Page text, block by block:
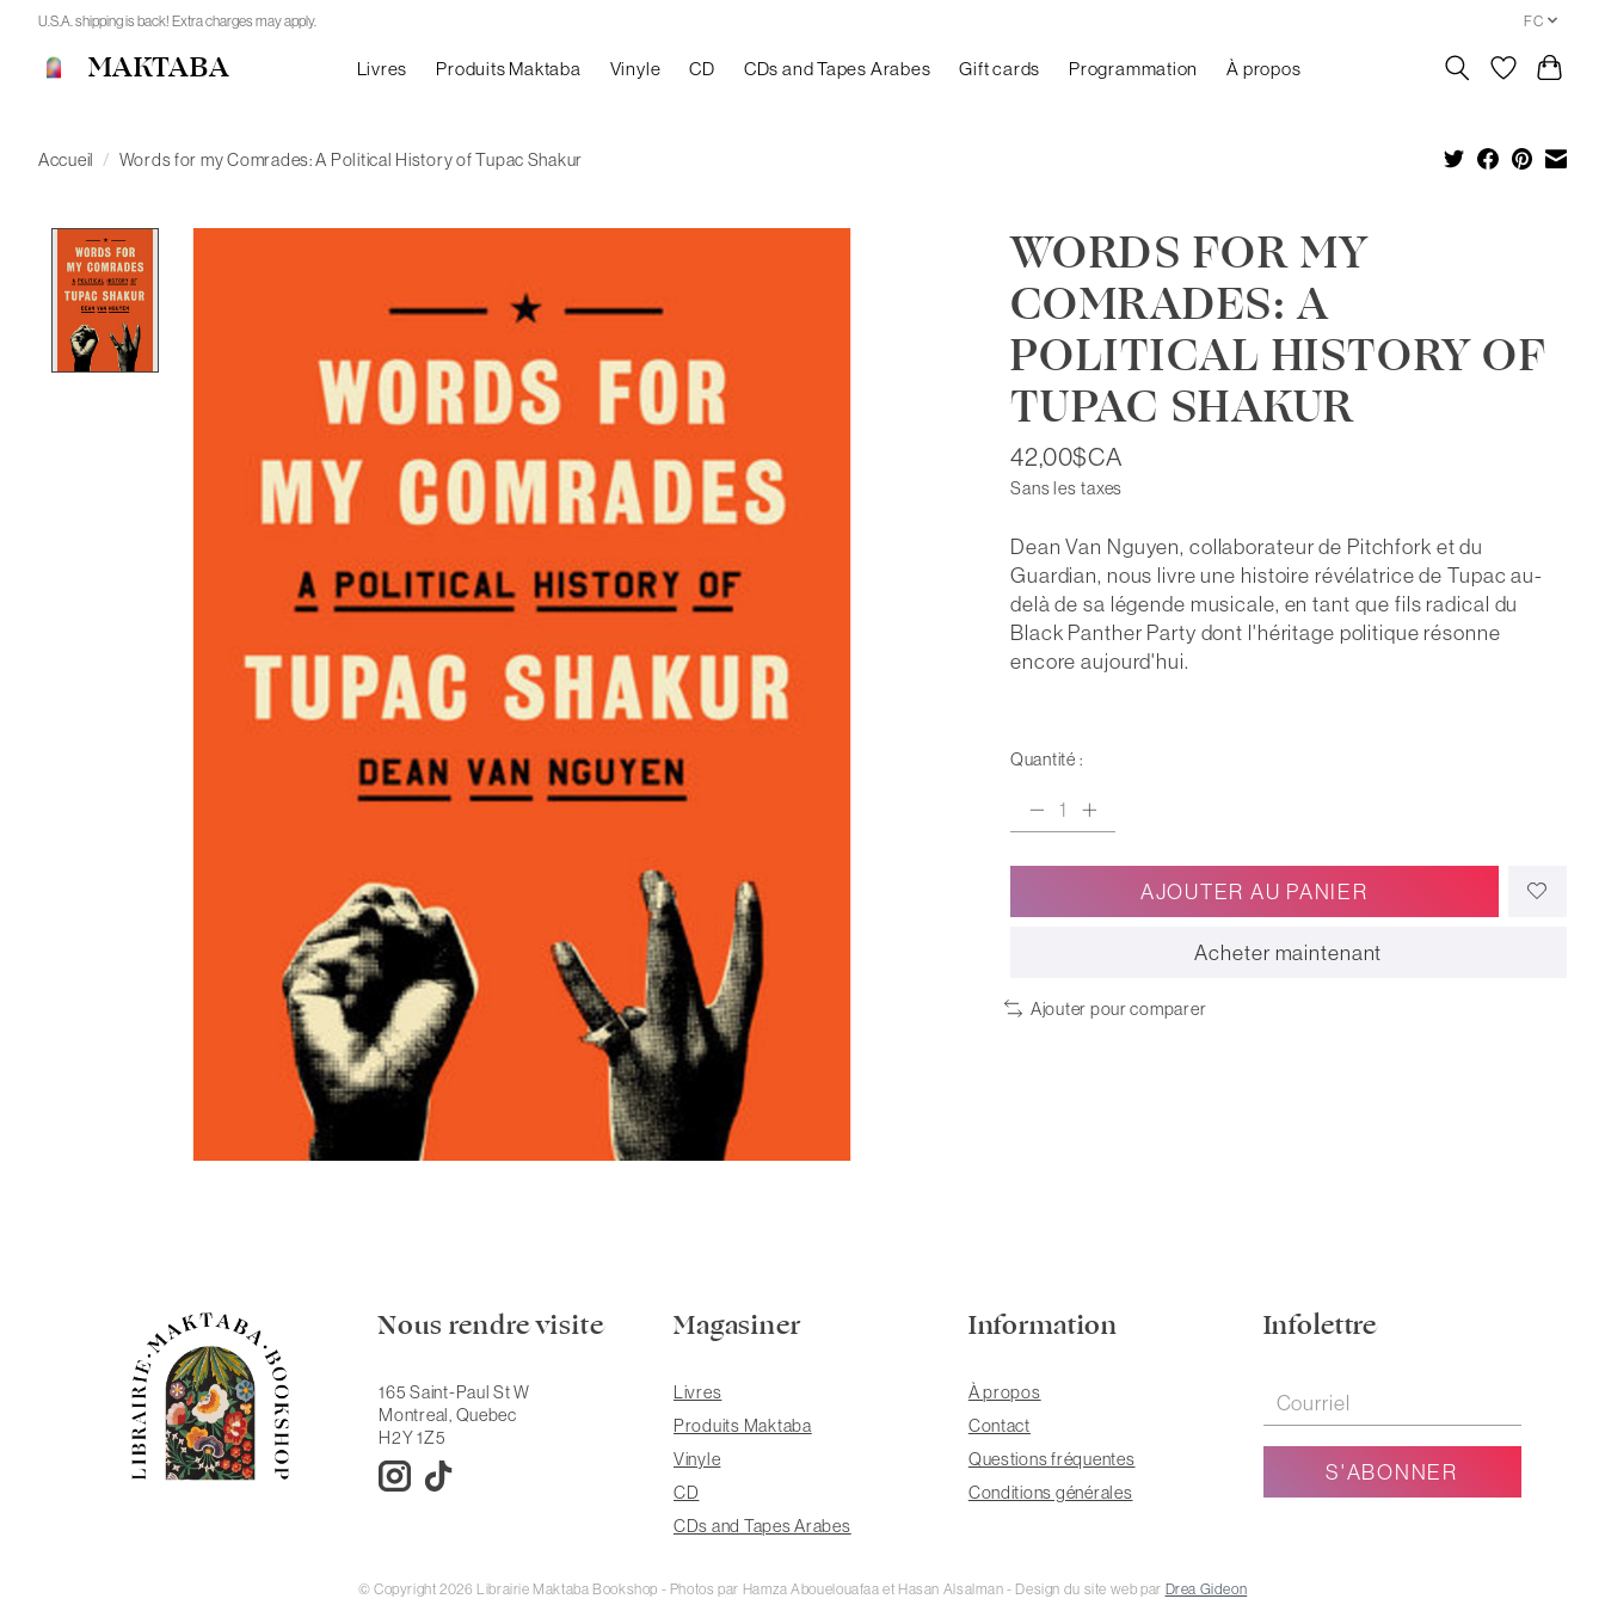
U.S.A. shipping is back! Extra charges may apply. FC
MAKTABA Livres Produits Maktaba Vinyle CD CDs and Tapes Arabes Gift cards Programmation À propos
Accueil / Words for my Comrades: A Political History of Tupac Shakur
WORDS FOR MY
COMRADES: A
POLITICAL HISTORY OF
TUPAC SHAKUR
42,00$CA
Sans les taxes
Dean Van Nguyen, collaborateur de Pitchfork et du
Guardian, nous livre une histoire révélatrice de Tupac au-
delà de sa légende musicale, en tant que fils radical du
Black Panther Party dont l'héritage politique résonne
encore aujourd'hui.
Quantité :
AJOUTER AU PANIER
Acheter maintenant
Ajouter pour comparer
Nous rendre visite
165 Saint-Paul St W
Montreal, Quebec
H2Y 1Z5
Magasiner
Livres
Produits Maktaba
Vinyle
CD
CDs and Tapes Arabes
Information
À propos
Contact
Questions fréquentes
Conditions générales
Infolettre
© Copyright 2026 Librairie Maktaba Bookshop - Photos par Hamza Abouelouafaa et Hasan Alsalman - Design du site web par Drea Gideon